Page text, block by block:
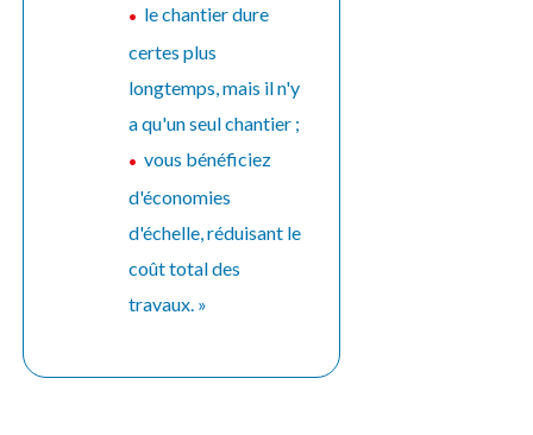
le chantier dure
certes plus
longtemps, mais il n'y
a qu'un seul chantier ;
vous bénéficiez
d'économies
d'échelle, réduisant le
coût total des
travaux. »